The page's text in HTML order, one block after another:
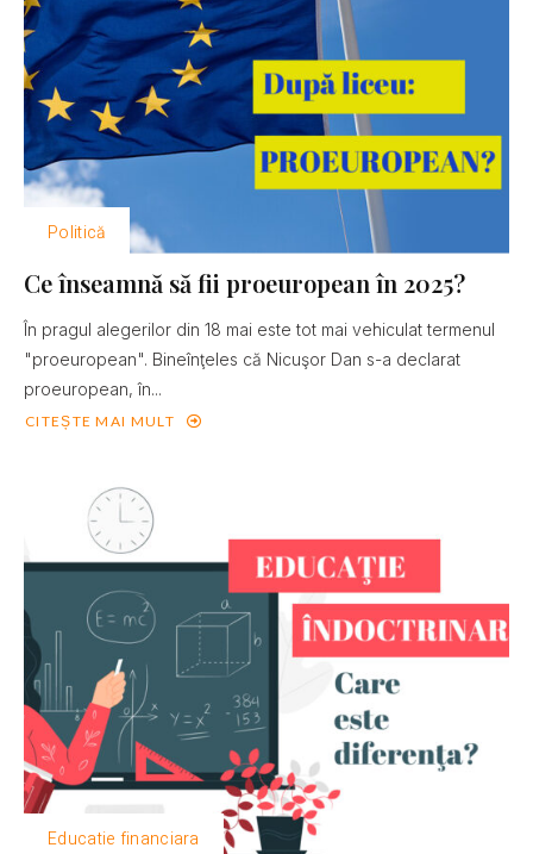
Politică
Ce înseamnă să fii proeuropean în 2025?
În pragul alegerilor din 18 mai este tot mai vehiculat termenul
"proeuropean". Bineînţeles că Nicuşor Dan s-a declarat
proeuropean, în...
CITEȘTE MAI MULT
Educatie financiara